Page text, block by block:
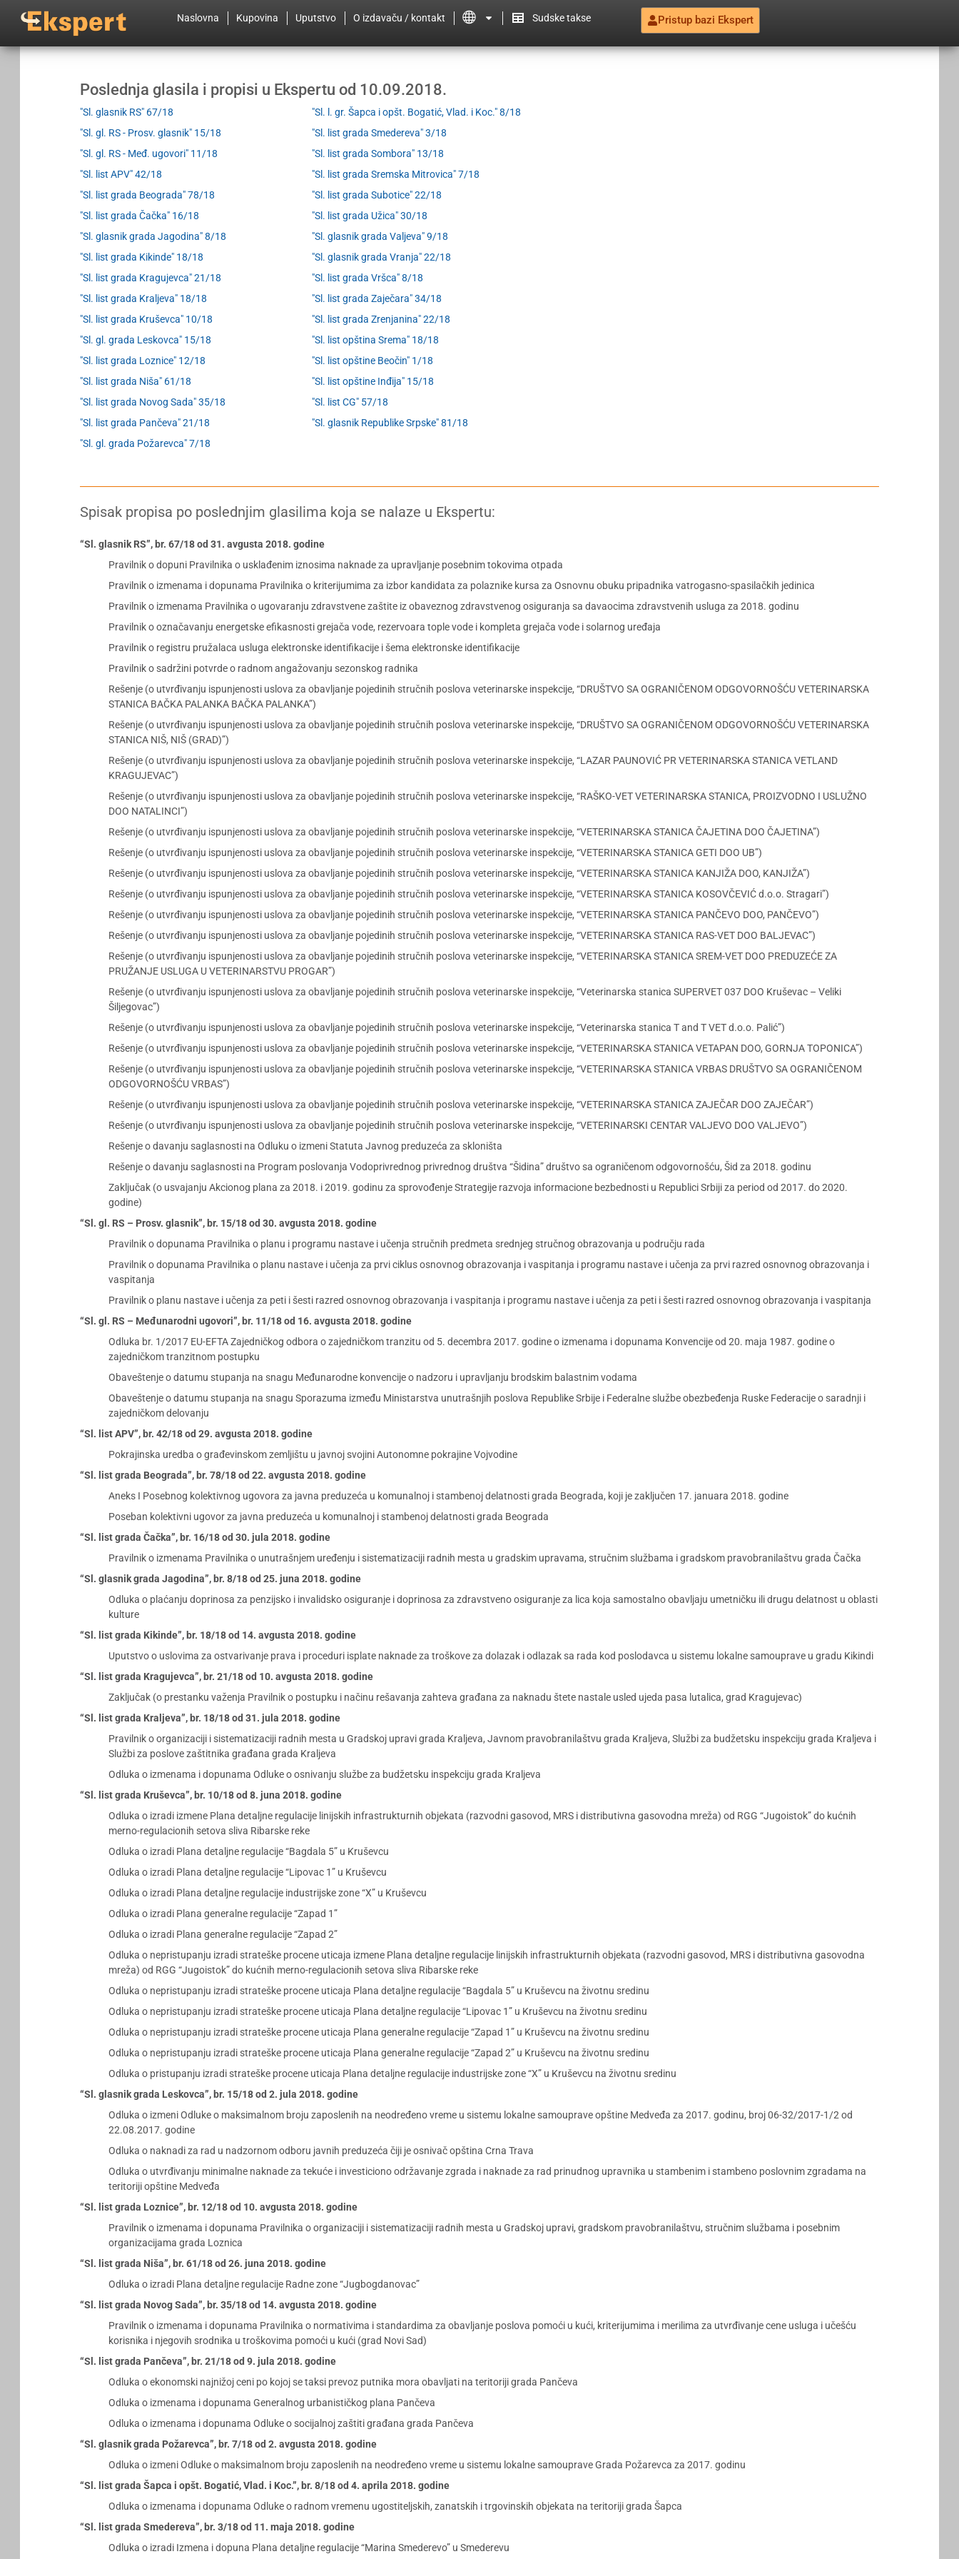
Naslovna Kupovina Uputstvo O izdavaču / kontakt Sudske takse Pristup bazi Ekspert
Poslednja glasila i propisi u Ekspertu od 10.09.2018.
"Sl. glasnik RS" 67/18
"Sl. gl. RS - Prosv. glasnik" 15/18
"Sl. gl. RS - Međ. ugovori" 11/18
"Sl. list APV" 42/18
"Sl. list grada Beograda" 78/18
"Sl. list grada Čačka" 16/18
"Sl. glasnik grada Jagodina" 8/18
"Sl. list grada Kikinde" 18/18
"Sl. list grada Kragujevca" 21/18
"Sl. list grada Kraljeva" 18/18
"Sl. list grada Kruševca" 10/18
"Sl. gl. grada Leskovca" 15/18
"Sl. list grada Loznice" 12/18
"Sl. list grada Niša" 61/18
"Sl. list grada Novog Sada" 35/18
"Sl. list grada Pančeva" 21/18
"Sl. gl. grada Požarevca" 7/18
"Sl. l. gr. Šapca i opšt. Bogatić, Vlad. i Koc." 8/18
"Sl. list grada Smedereva" 3/18
"Sl. list grada Sombora" 13/18
"Sl. list grada Sremska Mitrovica" 7/18
"Sl. list grada Subotice" 22/18
"Sl. list grada Užica" 30/18
"Sl. glasnik grada Valjeva" 9/18
"Sl. glasnik grada Vranja" 22/18
"Sl. list grada Vršca" 8/18
"Sl. list grada Zaječara" 34/18
"Sl. list grada Zrenjanina" 22/18
"Sl. list opština Srema" 18/18
"Sl. list opštine Beočin" 1/18
"Sl. list opštine Inđija" 15/18
"Sl. list CG" 57/18
"Sl. glasnik Republike Srpske" 81/18
Spisak propisa po poslednjim glasilima koja se nalaze u Ekspertu:
“Sl. glasnik RS”, br. 67/18 od 31. avgusta 2018. godine
Pravilnik o dopuni Pravilnika o usklađenim iznosima naknade za upravljanje posebnim tokovima otpada
Pravilnik o izmenama i dopunama Pravilnika o kriterijumima za izbor kandidata za polaznike kursa za Osnovnu obuku pripadnika vatrogasno-spasilačkih jedinica
Pravilnik o izmenama Pravilnika o ugovaranju zdravstvene zaštite iz obaveznog zdravstvenog osiguranja sa davaocima zdravstvenih usluga za 2018. godinu
Pravilnik o označavanju energetske efikasnosti grejača vode, rezervoara tople vode i kompleta grejača vode i solarnog uređaja
Pravilnik o registru pružalaca usluga elektronske identifikacije i šema elektronske identifikacije
Pravilnik o sadržini potvrde o radnom angažovanju sezonskog radnika
Rešenje (o utvrđivanju ispunjenosti uslova za obavljanje pojedinih stručnih poslova veterinarske inspekcije, “DRUŠTVO SA OGRANIČENOM ODGOVORNOŠĆU VETERINARSKA
STANICA BAČKA PALANKA BAČKA PALANKA”)
Rešenje (o utvrđivanju ispunjenosti uslova za obavljanje pojedinih stručnih poslova veterinarske inspekcije, “DRUŠTVO SA OGRANIČENOM ODGOVORNOŠĆU VETERINARSKA
STANICA NIŠ, NIŠ (GRAD)”)
Rešenje (o utvrđivanju ispunjenosti uslova za obavljanje pojedinih stručnih poslova veterinarske inspekcije, “LAZAR PAUNOVIĆ PR VETERINARSKA STANICA VETLAND
KRAGUJEVAC”)
Rešenje (o utvrđivanju ispunjenosti uslova za obavljanje pojedinih stručnih poslova veterinarske inspekcije, “RAŠKO-VET VETERINARSKA STANICA, PROIZVODNO I USLUŽNO
DOO NATALINCI”)
Rešenje (o utvrđivanju ispunjenosti uslova za obavljanje pojedinih stručnih poslova veterinarske inspekcije, “VETERINARSKA STANICA ČAJETINA DOO ČAJETINA”)
Rešenje (o utvrđivanju ispunjenosti uslova za obavljanje pojedinih stručnih poslova veterinarske inspekcije, “VETERINARSKA STANICA GETI DOO UB”)
Rešenje (o utvrđivanju ispunjenosti uslova za obavljanje pojedinih stručnih poslova veterinarske inspekcije, “VETERINARSKA STANICA KANJIŽA DOO, KANJIŽA”)
Rešenje (o utvrđivanju ispunjenosti uslova za obavljanje pojedinih stručnih poslova veterinarske inspekcije, “VETERINARSKA STANICA KOSOVČEVIĆ d.o.o. Stragari”)
Rešenje (o utvrđivanju ispunjenosti uslova za obavljanje pojedinih stručnih poslova veterinarske inspekcije, “VETERINARSKA STANICA PANČEVO DOO, PANČEVO”)
Rešenje (o utvrđivanju ispunjenosti uslova za obavljanje pojedinih stručnih poslova veterinarske inspekcije, “VETERINARSKA STANICA RAS-VET DOO BALJEVAC”)
Rešenje (o utvrđivanju ispunjenosti uslova za obavljanje pojedinih stručnih poslova veterinarske inspekcije, “VETERINARSKA STANICA SREM-VET DOO PREDUZEĆE ZA
PRUŽANJE USLUGA U VETERINARSTVU PROGAR”)
Rešenje (o utvrđivanju ispunjenosti uslova za obavljanje pojedinih stručnih poslova veterinarske inspekcije, “Veterinarska stanica SUPERVET 037 DOO Kruševac – Veliki
Šiljegovac”)
Rešenje (o utvrđivanju ispunjenosti uslova za obavljanje pojedinih stručnih poslova veterinarske inspekcije, “Veterinarska stanica T and T VET d.o.o. Palić”)
Rešenje (o utvrđivanju ispunjenosti uslova za obavljanje pojedinih stručnih poslova veterinarske inspekcije, “VETERINARSKA STANICA VETAPAN DOO, GORNJA TOPONICA”)
Rešenje (o utvrđivanju ispunjenosti uslova za obavljanje pojedinih stručnih poslova veterinarske inspekcije, “VETERINARSKA STANICA VRBAS DRUŠTVO SA OGRANIČENOM
ODGOVORNOŠĆU VRBAS”)
Rešenje (o utvrđivanju ispunjenosti uslova za obavljanje pojedinih stručnih poslova veterinarske inspekcije, “VETERINARSKA STANICA ZAJEČAR DOO ZAJEČAR”)
Rešenje (o utvrđivanju ispunjenosti uslova za obavljanje pojedinih stručnih poslova veterinarske inspekcije, “VETERINARSKI CENTAR VALJEVO DOO VALJEVO”)
Rešenje o davanju saglasnosti na Odluku o izmeni Statuta Javnog preduzeća za skloništa
Rešenje o davanju saglasnosti na Program poslovanja Vodoprivrednog privrednog društva “Šidina” društvo sa ograničenom odgovornošću, Šid za 2018. godinu
Zaključak (o usvajanju Akcionog plana za 2018. i 2019. godinu za sprovođenje Strategije razvoja informacione bezbednosti u Republici Srbiji za period od 2017. do 2020.
godine)
“Sl. gl. RS – Prosv. glasnik”, br. 15/18 od 30. avgusta 2018. godine
Pravilnik o dopunama Pravilnika o planu i programu nastave i učenja stručnih predmeta srednjeg stručnog obrazovanja u području rada
Pravilnik o dopunama Pravilnika o planu nastave i učenja za prvi ciklus osnovnog obrazovanja i vaspitanja i programu nastave i učenja za prvi razred osnovnog obrazovanja i
vaspitanja
Pravilnik o planu nastave i učenja za peti i šesti razred osnovnog obrazovanja i vaspitanja i programu nastave i učenja za peti i šesti razred osnovnog obrazovanja i vaspitanja
“Sl. gl. RS – Međunarodni ugovori”, br. 11/18 od 16. avgusta 2018. godine
Odluka br. 1/2017 EU-EFTA Zajedničkog odbora o zajedničkom tranzitu od 5. decembra 2017. godine o izmenama i dopunama Konvencije od 20. maja 1987. godine o
zajedničkom tranzitnom postupku
Obaveštenje o datumu stupanja na snagu Međunarodne konvencije o nadzoru i upravljanju brodskim balastnim vodama
Obaveštenje o datumu stupanja na snagu Sporazuma između Ministarstva unutrašnjih poslova Republike Srbije i Federalne službe obezbeđenja Ruske Federacije o saradnji i
zajedničkom delovanju
“Sl. list APV”, br. 42/18 od 29. avgusta 2018. godine
Pokrajinska uredba o građevinskom zemljištu u javnoj svojini Autonomne pokrajine Vojvodine
“Sl. list grada Beograda”, br. 78/18 od 22. avgusta 2018. godine
Aneks I Posebnog kolektivnog ugovora za javna preduzeća u komunalnoj i stambenoj delatnosti grada Beograda, koji je zaključen 17. januara 2018. godine
Poseban kolektivni ugovor za javna preduzeća u komunalnoj i stambenoj delatnosti grada Beograda
“Sl. list grada Čačka”, br. 16/18 od 30. jula 2018. godine
Pravilnik o izmenama Pravilnika o unutrašnjem uređenju i sistematizaciji radnih mesta u gradskim upravama, stručnim službama i gradskom pravobranilaštvu grada Čačka
“Sl. glasnik grada Jagodina”, br. 8/18 od 25. juna 2018. godine
Odluka o plaćanju doprinosa za penzijsko i invalidsko osiguranje i doprinosa za zdravstveno osiguranje za lica koja samostalno obavljaju umetničku ili drugu delatnost u oblasti
kulture
“Sl. list grada Kikinde”, br. 18/18 od 14. avgusta 2018. godine
Uputstvo o uslovima za ostvarivanje prava i proceduri isplate naknade za troškove za dolazak i odlazak sa rada kod poslodavca u sistemu lokalne samouprave u gradu Kikindi
“Sl. list grada Kragujevca”, br. 21/18 od 10. avgusta 2018. godine
Zaključak (o prestanku važenja Pravilnik o postupku i načinu rešavanja zahteva građana za naknadu štete nastale usled ujeda pasa lutalica, grad Kragujevac)
“Sl. list grada Kraljeva”, br. 18/18 od 31. jula 2018. godine
Pravilnik o organizaciji i sistematizaciji radnih mesta u Gradskoj upravi grada Kraljeva, Javnom pravobranilaštvu grada Kraljeva, Službi za budžetsku inspekciju grada Kraljeva i
Službi za poslove zaštitnika građana grada Kraljeva
Odluka o izmenama i dopunama Odluke o osnivanju službe za budžetsku inspekciju grada Kraljeva
“Sl. list grada Kruševca”, br. 10/18 od 8. juna 2018. godine
Odluka o izradi izmene Plana detaljne regulacije linijskih infrastrukturnih objekata (razvodni gasovod, MRS i distributivna gasovodna mreža) od RGG “Jugoistok” do kućnih
merno-regulacionih setova sliva Ribarske reke
Odluka o izradi Plana detaljne regulacije “Bagdala 5” u Kruševcu
Odluka o izradi Plana detaljne regulacije “Lipovac 1” u Kruševcu
Odluka o izradi Plana detaljne regulacije industrijske zone “X” u Kruševcu
Odluka o izradi Plana generalne regulacije “Zapad 1”
Odluka o izradi Plana generalne regulacije “Zapad 2”
Odluka o nepristupanju izradi strateške procene uticaja izmene Plana detaljne regulacije linijskih infrastrukturnih objekata (razvodni gasovod, MRS i distributivna gasovodna
mreža) od RGG “Jugoistok” do kućnih merno-regulacionih setova sliva Ribarske reke
Odluka o nepristupanju izradi strateške procene uticaja Plana detaljne regulacije “Bagdala 5” u Kruševcu na životnu sredinu
Odluka o nepristupanju izradi strateške procene uticaja Plana detaljne regulacije “Lipovac 1” u Kruševcu na životnu sredinu
Odluka o nepristupanju izradi strateške procene uticaja Plana generalne regulacije “Zapad 1” u Kruševcu na životnu sredinu
Odluka o nepristupanju izradi strateške procene uticaja Plana generalne regulacije “Zapad 2” u Kruševcu na životnu sredinu
Odluka o pristupanju izradi strateške procene uticaja Plana detaljne regulacije industrijske zone “X” u Kruševcu na životnu sredinu
“Sl. glasnik grada Leskovca”, br. 15/18 od 2. jula 2018. godine
Odluka o izmeni Odluke o maksimalnom broju zaposlenih na neodređeno vreme u sistemu lokalne samouprave opštine Medveđa za 2017. godinu, broj 06-32/2017-1/2 od
22.08.2017. godine
Odluka o naknadi za rad u nadzornom odboru javnih preduzeća čiji je osnivač opština Crna Trava
Odluka o utvrđivanju minimalne naknade za tekuće i investiciono održavanje zgrada i naknade za rad prinudnog upravnika u stambenim i stambeno poslovnim zgradama na
teritoriji opštine Medveđa
“Sl. list grada Loznice”, br. 12/18 od 10. avgusta 2018. godine
Pravilnik o izmenama i dopunama Pravilnika o organizaciji i sistematizaciji radnih mesta u Gradskoj upravi, gradskom pravobranilaštvu, stručnim službama i posebnim
organizacijama grada Loznica
“Sl. list grada Niša”, br. 61/18 od 26. juna 2018. godine
Odluka o izradi Plana detaljne regulacije Radne zone “Jugbogdanovac”
“Sl. list grada Novog Sada”, br. 35/18 od 14. avgusta 2018. godine
Pravilnik o izmenama i dopunama Pravilnika o normativima i standardima za obavljanje poslova pomoći u kući, kriterijumima i merilima za utvrđivanje cene usluga i učešću
korisnika i njegovih srodnika u troškovima pomoći u kući (grad Novi Sad)
“Sl. list grada Pančeva”, br. 21/18 od 9. jula 2018. godine
Odluka o ekonomski najnižoj ceni po kojoj se taksi prevoz putnika mora obavljati na teritoriji grada Pančeva
Odluka o izmenama i dopunama Generalnog urbanističkog plana Pančeva
Odluka o izmenama i dopunama Odluke o socijalnoj zaštiti građana grada Pančeva
“Sl. glasnik grada Požarevca”, br. 7/18 od 2. avgusta 2018. godine
Odluka o izmeni Odluke o maksimalnom broju zaposlenih na neodređeno vreme u sistemu lokalne samouprave Grada Požarevca za 2017. godinu
“Sl. list grada Šapca i opšt. Bogatić, Vlad. i Koc.”, br. 8/18 od 4. aprila 2018. godine
Odluka o izmenama i dopunama Odluke o radnom vremenu ugostiteljskih, zanatskih i trgovinskih objekata na teritoriji grada Šapca
“Sl. list grada Smedereva”, br. 3/18 od 11. maja 2018. godine
Odluka o izradi Izmena i dopuna Plana detaljne regulacije “Marina Smederevo” u Smederevu